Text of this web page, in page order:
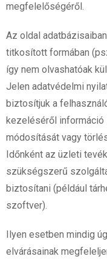
megfelelőségéről.
Az oldal
titkosított formában
így nem olvashatóak
Jelen adatvédelmi
biztosítjuk a
kezeléséről információ
módosítását vagy
Időnként az üzleti
szükségszerű
biztosítani (például
szoftver).
Ilyen esetben mindig
elvárásainak